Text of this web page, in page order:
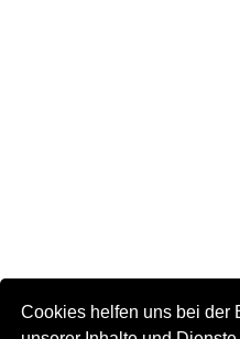
Cookies helfen uns bei der